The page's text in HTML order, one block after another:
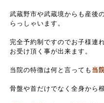
武蔵野市や武蔵境からも産後
らっしゃいます。
完全予約制ですのでお子様連
お受け頂く事が出来ます。
当院の特徴は何と言っても 当
骨盤や首だけでなく全身から